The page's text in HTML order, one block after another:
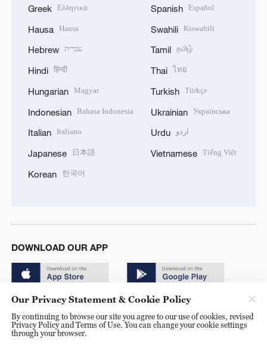
Greek Ελληνικά
Hausa Hausa
Hebrew עברית
Hindi हिन्दी
Hungarian Magyar
Indonesian Bahasa Indonesia
Italian Italiano
Japanese 日本語
Korean 한국어
Spanish Español
Swahili Kiswahili
Tamil தமிழ்
Thai ไทย
Turkish Türkçe
Ukrainian Українська
Urdu اردو
Vietnamese Tiếng Việt
DOWNLOAD OUR APP
© China Radio International.CRI. All Rights Reserved. 16A
Our Privacy Statement & Cookie Policy
By continuing to browse our site you agree to our use of cookies, revised
Privacy Policy and Terms of Use. You can change your cookie settings
through your browser.